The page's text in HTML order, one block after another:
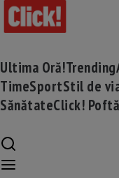
Ultima Oră!Trending
TimeSportStil de
SănătateClick!